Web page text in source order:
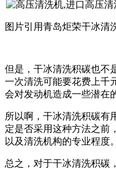
图片引用青岛炬荣干冰清
但是，干冰清洗积碳也不
一次清洗可能要花费上千
会对发动机造成一些潜在
所以啊，干冰清洗积碳有
定是否采用这种方法之前
以及清洗机构的专业程度。
总之，对于干冰清洗积碳